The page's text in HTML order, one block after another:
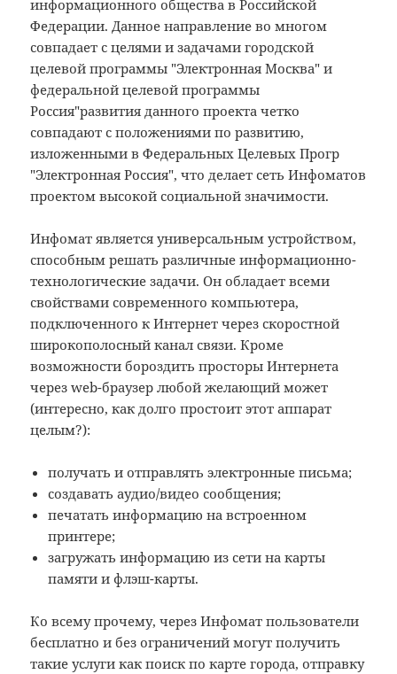
информационного общества в Российской
Федерации. Данное направление во многом
совпадает с целями и задачами городской
целевой программы "Электронная Москва" и
федеральной целевой программы
Россия"развития данного проекта четко
совпадают с положениями по развитию,
изложенными в Федеральных Целевых Прогр
"Электронная Россия", что делает сеть Инфоматов
проектом высокой социальной значимости.
Инфомат является универсальным устройством,
способным решать различные информационно-
технологические задачи. Он обладает всеми
свойствами современного компьютера,
подключенного к Интернет через скоростной
широкополосный канал связи. Кроме
возможности бороздить просторы Интернета
через web-браузер любой желающий может
(интересно, как долго простоит этот аппарат
целым?):
получать и отправлять электронные письма;
создавать аудио/видео сообщения;
печатать информацию на встроенном
принтере;
загружать информацию из сети на карты
памяти и флэш-карты.
Ко всему прочему, через Инфомат пользователи
бесплатно и без ограничений могут получить
такие услуги как поиск по карте города, отправку